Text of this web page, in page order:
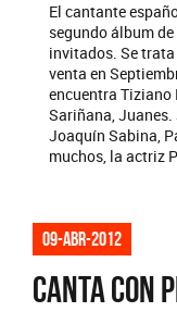
El cantante
segundo álbum
invitados. Se
venta en
encuentra Tiziano
Sariñana, Juanes.
Joaquín Sabina,
muchos, la actriz
09-abr-2012
CANTA CON